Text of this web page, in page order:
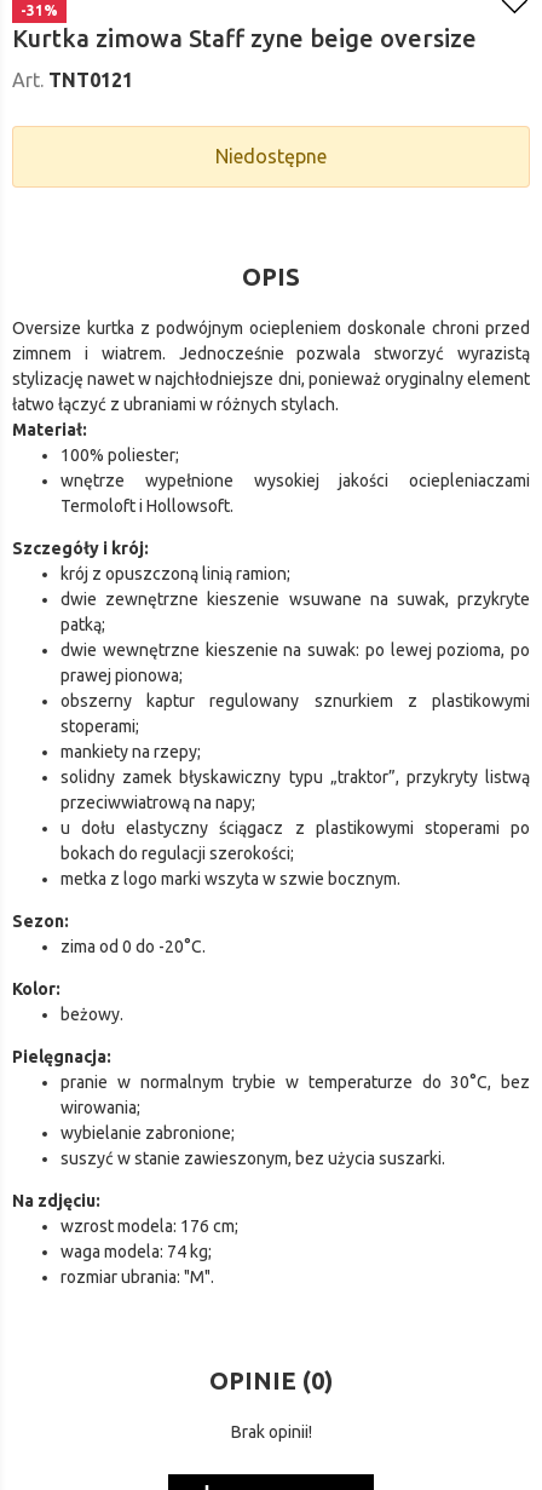
-31%
Kurtka zimowa Staff zyne beige oversize
Art. TNT0121
Niedostępne
OPIS
Oversize kurtka z podwójnym ociepleniem doskonale chroni przed
zimnem i wiatrem. Jednocześnie pozwala stworzyć wyrazistą
stylizację nawet w najchłodniejsze dni, ponieważ oryginalny element
łatwo łączyć z ubraniami w różnych stylach.
Materiał:
100% poliester;
wnętrze wypełnione wysokiej jakości ociepleniaczami
Termoloft i Hollowsoft.
Szczegóły i krój:
krój z opuszczoną linią ramion;
dwie zewnętrzne kieszenie wsuwane na suwak, przykryte
patką;
dwie wewnętrzne kieszenie na suwak: po lewej pozioma, po
prawej pionowa;
obszerny kaptur regulowany sznurkiem z plastikowymi
stoperami;
mankiety na rzepy;
solidny zamek błyskawiczny typu „traktor”, przykryty listwą
przeciwwiatrową na napy;
u dołu elastyczny ściągacz z plastikowymi stoperami po
bokach do regulacji szerokości;
metka z logo marki wszyta w szwie bocznym.
Sezon:
zima od 0 do -20°C.
Kolor:
beżowy.
Pielęgnacja:
pranie w normalnym trybie w temperaturze do 30°C, bez
wirowania;
wybielanie zabronione;
suszyć w stanie zawieszonym, bez użycia suszarki.
Na zdjęciu:
wzrost modela: 176 cm;
waga modela: 74 kg;
rozmiar ubrania: "M".
OPINIE (0)
Brak opinii!